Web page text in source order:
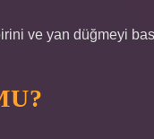
ve yan düğmeyi